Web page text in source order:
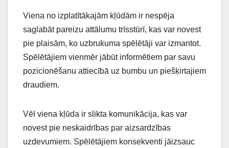
Viena no izplatītākajām kļūdām ir nespēja
saglabāt pareizu attālumu trīsstūrī, kas var novest
pie plaisām, ko uzbrukuma spēlētāji var izmantot.
Spēlētājiem vienmēr jābūt informētiem par savu
pozicionēšanu attiecībā uz bumbu un piešķirtajiem
draudiem.
Vēl viena kļūda ir slikta komunikācija, kas var
novest pie neskaidrības par aizsardzības
uzdevumiem. Spēlētājiem konsekventi jāizsauc